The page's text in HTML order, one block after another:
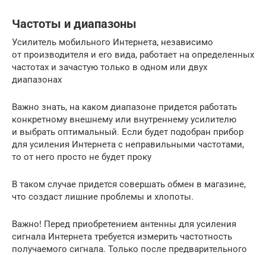
Частоты и диапазоны
Усилитель мобильного Интернета, независимо
от производителя и его вида, работает на определенных
частотах и зачастую только в одном или двух
диапазонах
Важно знать, на каком диапазоне придется работать
конкретному внешнему или внутреннему усилителю
и выбрать оптимальный. Если будет подобран прибор
для усиления Интернета с неправильными частотами,
то от него просто не будет проку
В таком случае придется совершать обмен в магазине,
что создаст лишние проблемы и хлопоты.
Важно! Перед приобретением антенны для усиления
сигнала Интернета требуется измерить частотность
получаемого сигнала. Только после предварительного